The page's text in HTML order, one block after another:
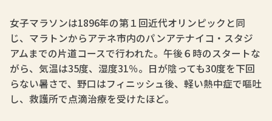
女子マラソンは1896年の第１回近代オリンピックと同
じ、マラトンからアテネ市内のパンアテナイコ・スタジ
アムまでの片道コースで行われた。午後６時のスタートな
がら、気温は35度、湿度31％。日が陰っても30度を下回
らない暑さで、野口はフィニッシュ後、軽い熱中症で嘔吐
し、救護所で点滴治療を受けたほど。